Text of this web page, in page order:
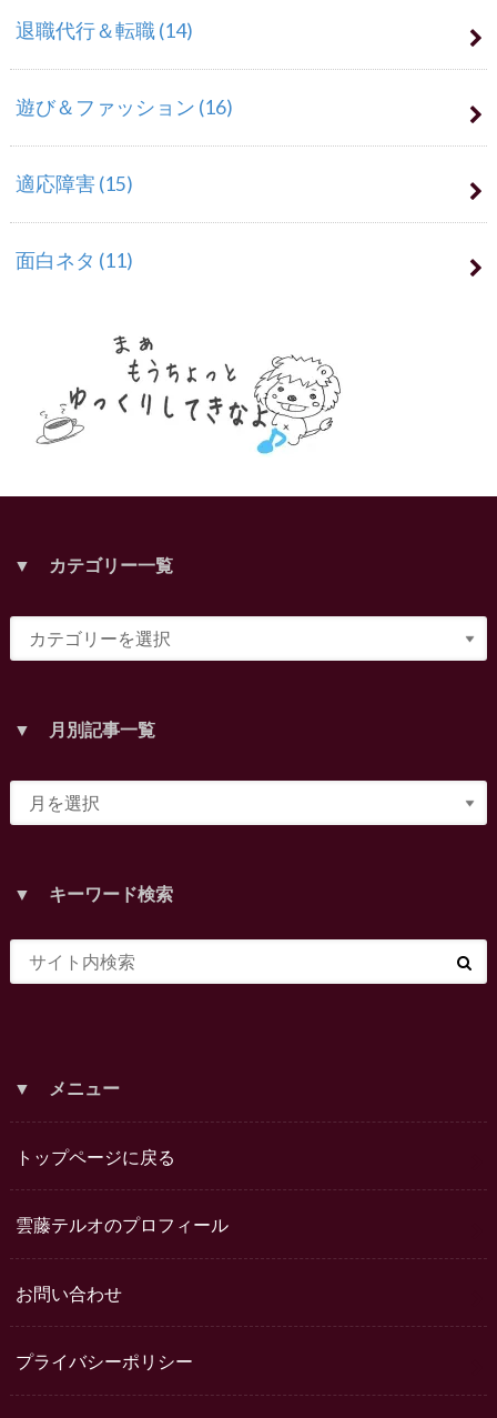
退職代行＆転職(14)
遊び＆ファッション (16)
適応障害 (15)
面白ネタ (11)
▼ カテゴリー一覧
▼ 月別記事一覧
▼ キーワード検索
▼ メニュー
トップページに戻る
雲藤テルオのプロフィール
お問い合わせ
プライバシーポリシー